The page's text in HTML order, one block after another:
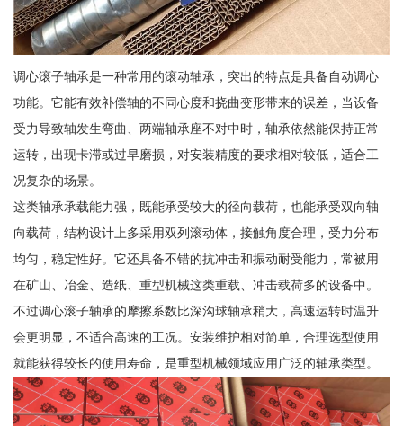
调心滚子轴承是一种常用的滚动轴承，突出的特点是具备自动调心
功能。它能有效补偿轴的不同心度和挠曲变形带来的误差，当设备
受力导致轴发生弯曲、两端轴承座不对中时，轴承依然能保持正常
运转，出现卡滞或过早磨损，对安装精度的要求相对较低，适合工
况复杂的场景。
这类轴承承载能力强，既能承受较大的径向载荷，也能承受双向轴
向载荷，结构设计上多采用双列滚动体，接触角度合理，受力分布
均匀，稳定性好。它还具备不错的抗冲击和振动耐受能力，常被用
在矿山、冶金、造纸、重型机械这类重载、冲击载荷多的设备中。
不过调心滚子轴承的摩擦系数比深沟球轴承稍大，高速运转时温升
会更明显，不适合高速的工况。安装维护相对简单，合理选型使用
就能获得较长的使用寿命，是重型机械领域应用广泛的轴承类型。